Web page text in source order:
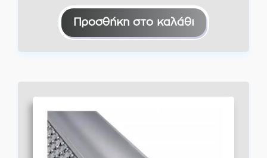
Προσθήκη στο καλάθι